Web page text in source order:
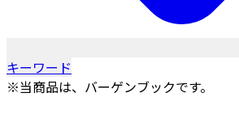
キーワード
※当商品は、バーゲンブックです。